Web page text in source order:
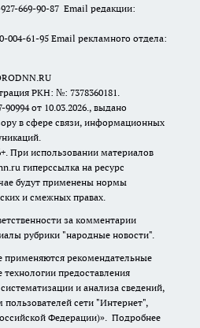
669-90-87 Email редакции:
004-61-95 Email рекламного отдела:
РКН: №: 7378360181.
от 10.03.2026., выдано
в сфере связи, информационных
При использовании материалов
гиперссылка на ресурс
будут применены нормы
и смежных правах.
за комментарии
рубрики "народные новости".
рекомендательные
предоставления
и анализа сведений,
сети "Интернет",
Федерации)». Подробнее